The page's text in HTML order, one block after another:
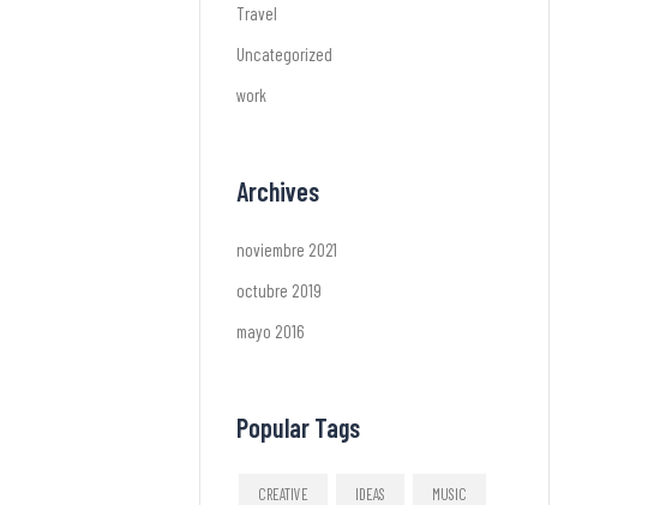
Travel
Uncategorized
work
Archives
noviembre 2021
octubre 2019
mayo 2016
Popular Tags
CREATIVE IDEAS MUSIC